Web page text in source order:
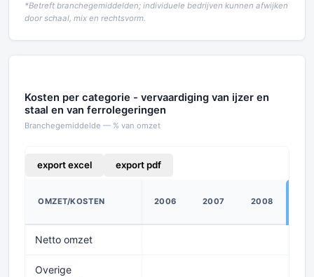
*Betreft branchegemiddelden; individuele bedrijven kunnen afwijken
door schaal, mix en rechtsvorm.
Kosten per categorie - vervaardiging van ijzer en
staal en van ferrolegeringen
Branchegemiddelde — % van omzet
export excel export pdf
OMZET/KOSTEN 2006 2007 2008
Netto omzet
Overige